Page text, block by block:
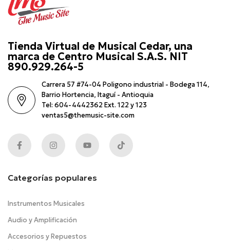
Tienda Virtual de Musical Cedar, una
marca de Centro Musical S.A.S. NIT
890.929.264-5
Carrera 57 #74-04 Poligono industrial - Bodega 114,
Barrio Hortencia, Itaguí - Antioquia
Tel: 604-4442362 Ext. 122 y 123
ventas5@themusic-site.com
Categorías populares
Instrumentos Musicales
Audio y Amplificación
Accesorios y Repuestos